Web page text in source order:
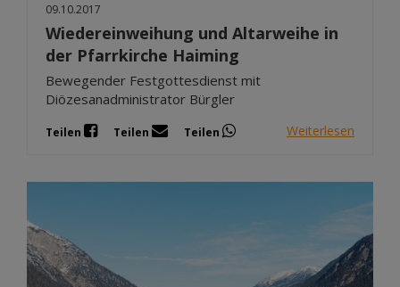
09.10.2017
Wiedereinweihung und Altarweihe in
der Pfarrkirche Haiming
Bewegender Festgottesdienst mit
Diözesanadministrator Bürgler
Teilen Teilen Teilen Weiterlesen